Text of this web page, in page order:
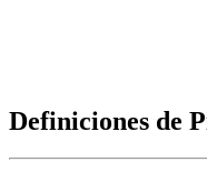
Definiciones de